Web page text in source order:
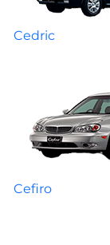
Cedric
Cefiro